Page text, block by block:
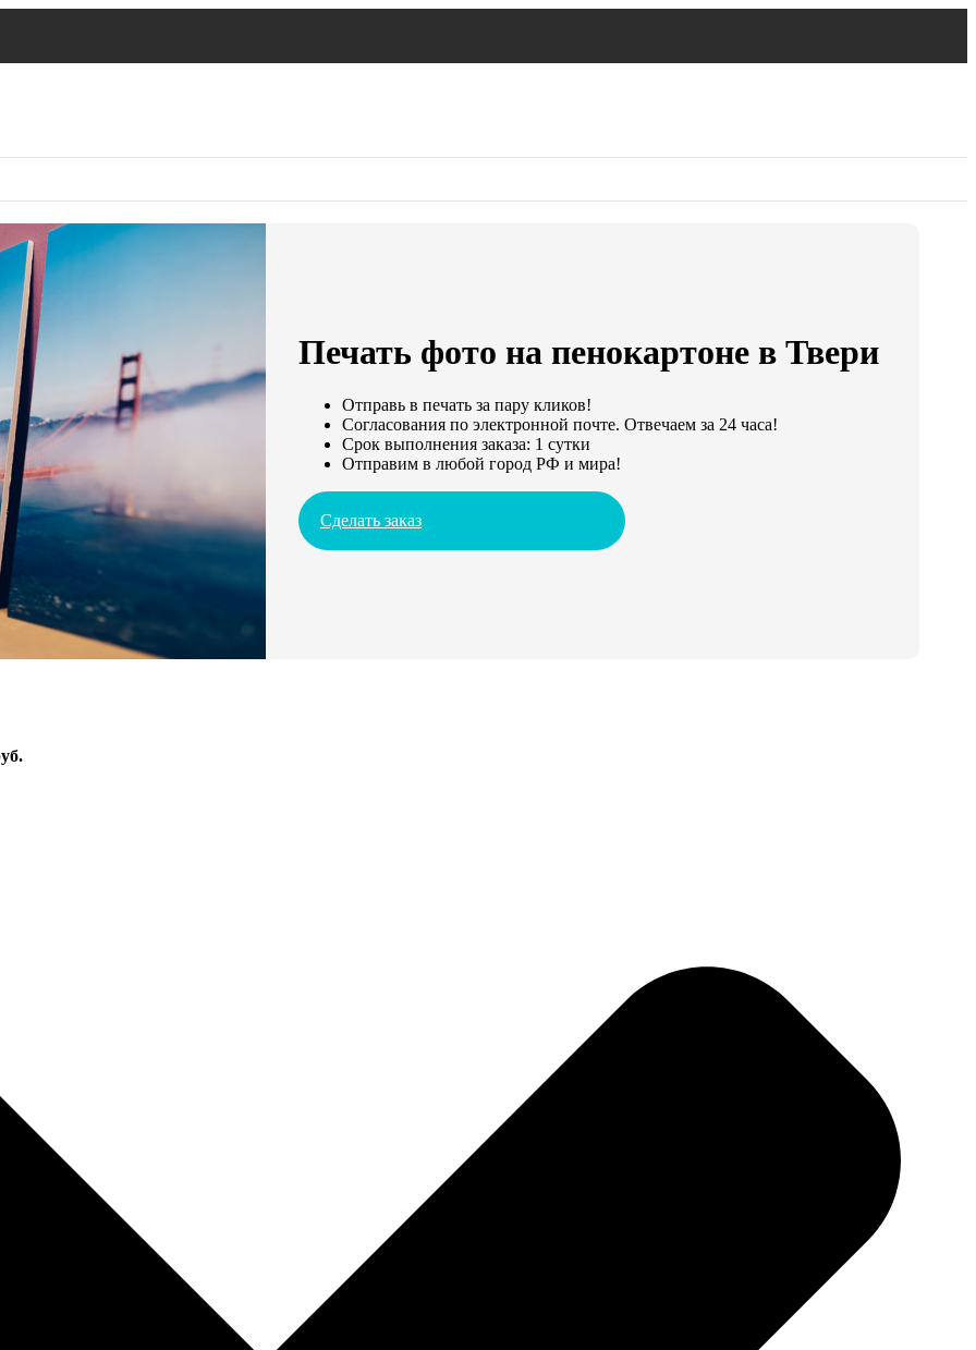
Печать фото на пенокартоне в Твери
Отправь в печать за пару кликов!
Согласования по электронной почте. Отвечаем за 24 часа!
Срок выполнения заказа: 1 сутки
Отправим в любой город РФ и мира!
Сделать заказ